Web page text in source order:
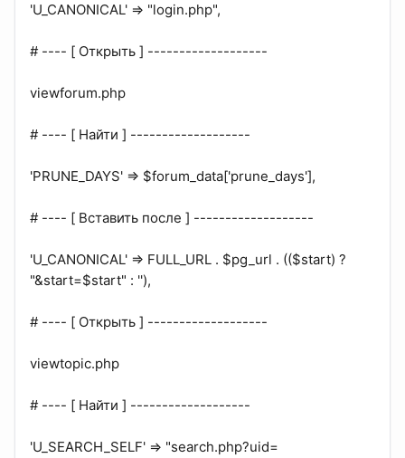
'U_CANONICAL' => "login.php",
# ---- [ Открыть ] -------------------
viewforum.php
# ---- [ Найти ] -------------------
'PRUNE_DAYS' => $forum_data['prune_days'],
# ---- [ Вставить после ] -------------------
'U_CANONICAL' => FULL_URL . $pg_url . (($start) ?
"&start=$start" : ''),
# ---- [ Открыть ] -------------------
viewtopic.php
# ---- [ Найти ] -------------------
'U_SEARCH_SELF' => "search.php?uid=